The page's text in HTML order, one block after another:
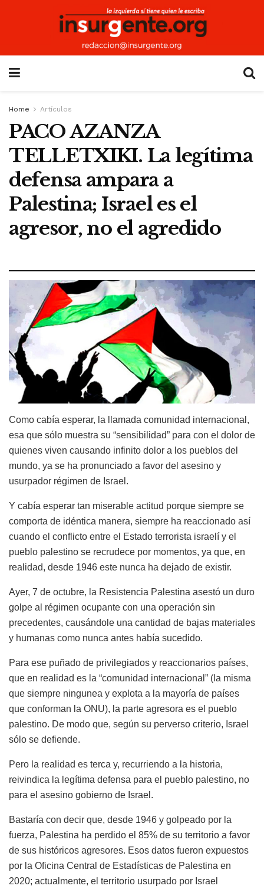
Home Artículos
PACO AZANZA
TELLETXIKI. La legítima
defensa ampara a
Palestina; Israel es el
agresor, no el agredido
Como cabía esperar, la llamada comunidad internacional,
esa que sólo muestra su “sensibilidad” para con el dolor de
quienes viven causando infinito dolor a los pueblos del
mundo, ya se ha pronunciado a favor del asesino y
usurpador régimen de Israel.
Y cabía esperar tan miserable actitud porque siempre se
comporta de idéntica manera, siempre ha reaccionado así
cuando el conflicto entre el Estado terrorista israelí y el
pueblo palestino se recrudece por momentos, ya que, en
realidad, desde 1946 este nunca ha dejado de existir.
Ayer, 7 de octubre, la Resistencia Palestina asestó un duro
golpe al régimen ocupante con una operación sin
precedentes, causándole una cantidad de bajas materiales
y humanas como nunca antes había sucedido.
Para ese puñado de privilegiados y reaccionarios países,
que en realidad es la “comunidad internacional” (la misma
que siempre ningunea y explota a la mayoría de países
que conforman la ONU), la parte agresora es el pueblo
palestino. De modo que, según su perverso criterio, Israel
sólo se defiende.
Pero la realidad es terca y, recurriendo a la historia,
reivindica la legítima defensa para el pueblo palestino, no
para el asesino gobierno de Israel.
Bastaría con decir que, desde 1946 y golpeado por la
fuerza, Palestina ha perdido el 85% de su territorio a favor
de sus históricos agresores. Esos datos fueron expuestos
por la Oficina Central de Estadísticas de Palestina en
2020; actualmente, el territorio usurpado por Israel